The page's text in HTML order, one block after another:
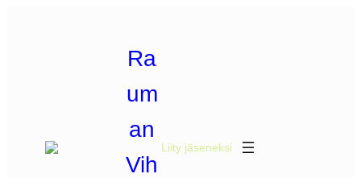
Ra
um
an
Vih
Liity jäseneksi